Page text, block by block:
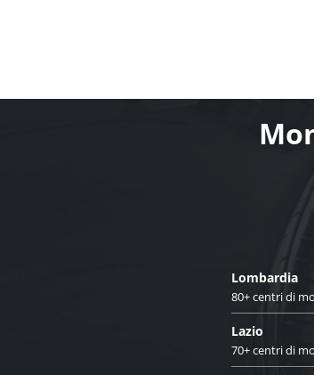
Lombardia
80+ centri di
Lazio
70+ centri di